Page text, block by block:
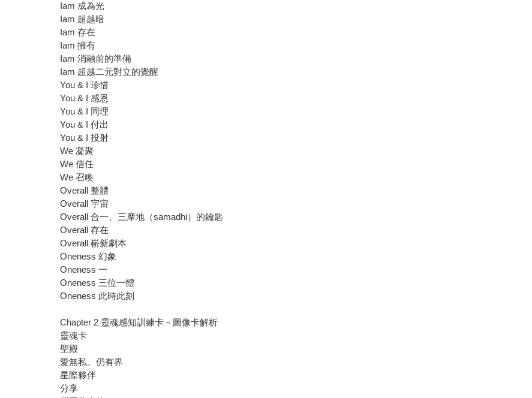
Iam 成為光
Iam 超越暗
Iam 存在
Iam 擁有
Iam 消融前的準備
Iam 超越二元對立的覺醒
You & I 珍惜
You & I 感恩
You & I 同理
You & I 付出
You & I 投射
We 凝聚
We 信任
We 召喚
Overall 整體
Overall 宇宙
Overall 合一、三摩地（samadhi）的鑰匙
Overall 存在
Overall 嶄新劇本
Oneness 幻象
Oneness 一
Oneness 三位一體
Oneness 此時此刻
Chapter 2 靈魂感知訓練卡－圖像卡解析
靈魂卡
聖殿
愛無私、仍有界
星際夥伴
分享